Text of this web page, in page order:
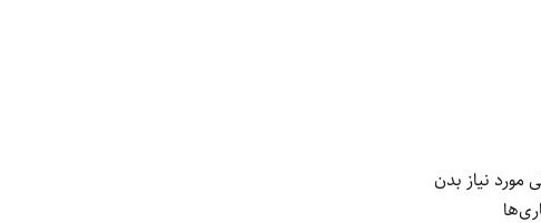
مورد نیاز بدن